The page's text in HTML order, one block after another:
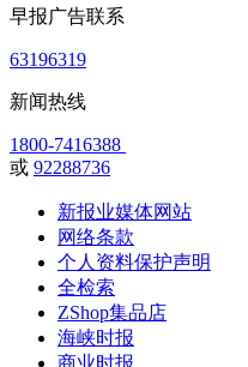
早报广告联系
63196319
新闻热线
1800-7416388
或 92288736
新报业媒体网站
网络条款
个人资料保护声明
全检索
ZShop集品店
海峡时报